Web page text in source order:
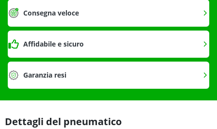
Consegna veloce
Affidabile e sicuro
Garanzia resi
Dettagli del pneumatico